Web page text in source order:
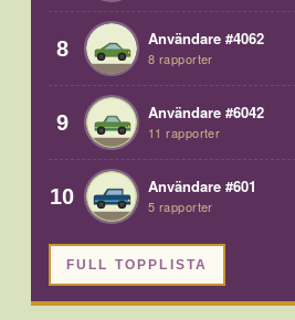
8 Användare #4062
8 rapporter
9 Användare #6042
11 rapporter
10 Användare #601
5 rapporter
FULL TOPPLISTA